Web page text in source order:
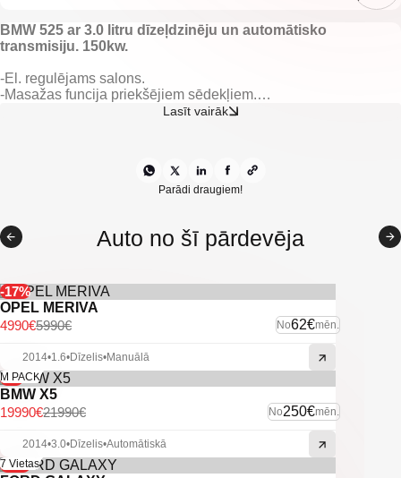
BMW 525 ar 3.0 litru dīzeļdzinēju un automātisko
transmisiju. 150kw.
-El. regulējams salons.
-Masažas funcija priekšējiem sēdekļiem.
-Automātiskā transmisija.
-Navigācijas sistēma.
-Miglas lukturi.
-Aizmugurējie parkošanās sensori.
-Xenon lukturi.
-Vieglmetāla diski.
Lasīt vairāk
Parādi draugiem!
Auto no šī pārdevēja
-17%
OPEL MERIVA
No62€mēn.
5990€
4990€
2014•1.6•Dīzelis•Manuālā
-9%
M PACK
BMW X5
No250€mēn.
21990€
19990€
2014•3.0•Dīzelis•Automātiskā
-14%
7 Vietas